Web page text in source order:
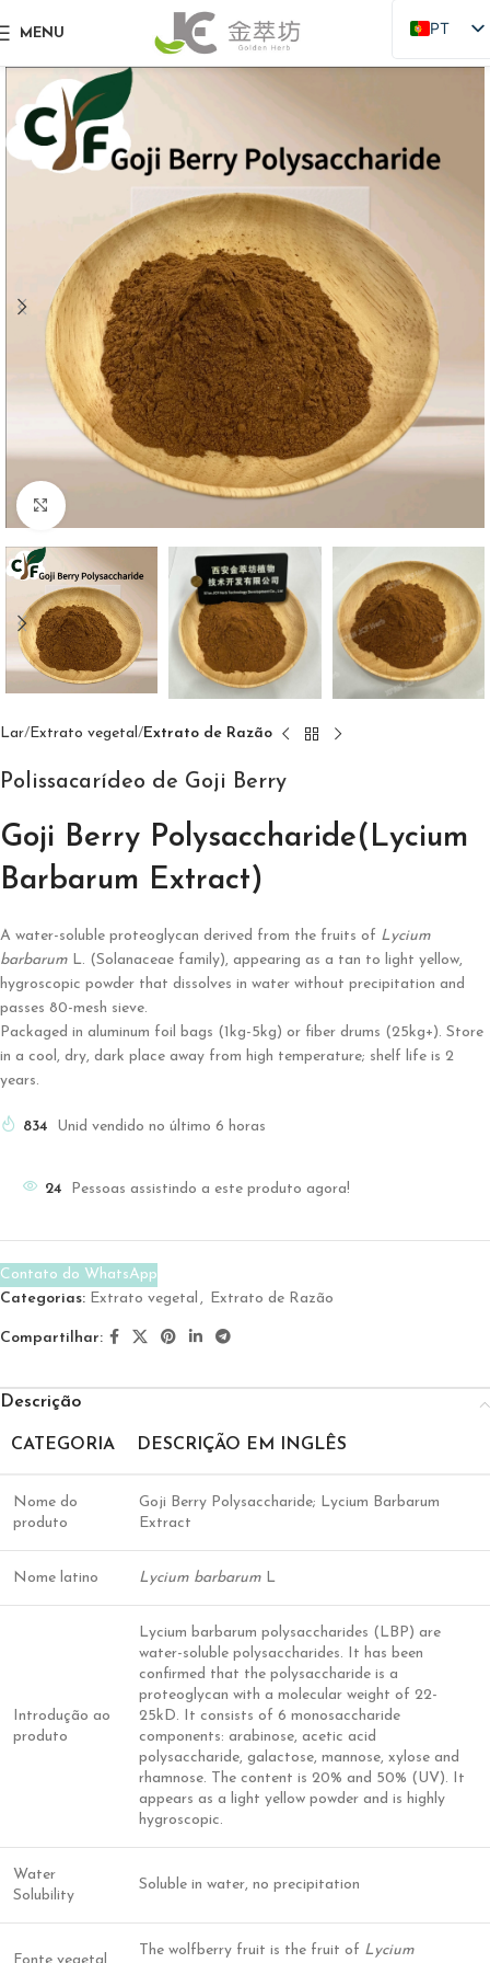
MENU
PT
EN
DE
ES
Clique para ampliar
Lar Extrato vegetal Extrato de Razão
Polissacarídeo de Goji Berry
Goji Berry Polysaccharide(Lycium
Barbarum Extract)
A water-soluble proteoglycan derived from the fruits of Lycium
barbarum L. (Solanaceae family), appearing as a tan to light yellow,
hygroscopic powder that dissolves in water without precipitation and
passes 80-mesh sieve.
Packaged in aluminum foil bags (1kg-5kg) or fiber drums (25kg+). Store
in a cool, dry, dark place away from high temperature; shelf life is 2
years.
834 Unid vendido no último 6 horas
24 Pessoas assistindo a este produto agora!
Contato do WhatsApp
Categorias: Extrato vegetal , Extrato de Razão
Compartilhar:
Descrição
CATEGORIA DESCRIÇÃO EM INGLÊS
Nome do
produto
Goji Berry Polysaccharide; Lycium Barbarum
Extract
Nome latino Lycium barbarum L
Introdução ao
produto
Lycium barbarum polysaccharides (LBP) are
water-soluble polysaccharides. It has been
confirmed that the polysaccharide is a
proteoglycan with a molecular weight of 22-
25kD. It consists of 6 monosaccharide
components: arabinose, acetic acid
polysaccharide, galactose, mannose, xylose and
rhamnose. The content is 20% and 50% (UV). It
appears as a light yellow powder and is highly
hygroscopic.
Water
Solubility
Soluble in water, no precipitation
The wolfberry fruit is the fruit of Lycium